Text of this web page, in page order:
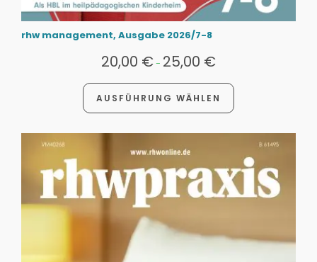
rhw management, Ausgabe 2026/7-8
20,00 €- 25,00 €
AUSFÜHRUNG WÄHLEN